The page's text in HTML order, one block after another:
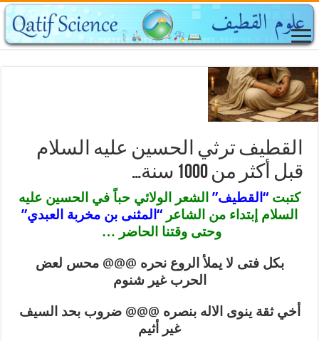
القطيف ترثي الحسين عليه السلام
قبل أكثر من 1000 سنة…
كتبت “القطيف” الشعر الولائي حباً في الحسين عليه
السلام إبتداء من الشاعر “المثنى بن مخربة العبدي”
وحتى وقتنا الحاضر …
بكل فتى لا يملأ الروع نحره @@@محس لعض
الحرب غير شنوم
أخي ثقة ينوى الاله بنصره @@@ ضروب بحد السيف
غير أثيم